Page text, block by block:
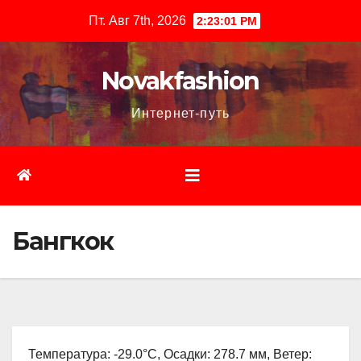
содержимому
Пт. Авг 7th, 2026 2:23:02 PM
Novakfashion
Интернет-путь
Бангкок
Температура: -29.0°C, Осадки: 278.7 мм, Ветер: